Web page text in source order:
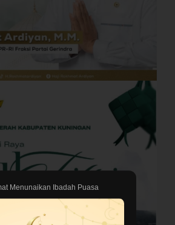
Menunaikan Ibadah Puasa